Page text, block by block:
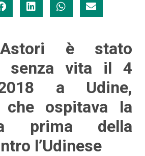
è stato
senza vita il 4
a Udine,
che ospitava la
prima della
l’Udinese